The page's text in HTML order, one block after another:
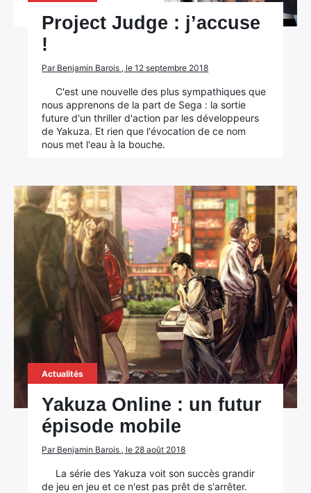
Project Judge : j’accuse
!
Par Benjamin Barois , le 12 septembre 2018
C'est une nouvelle des plus sympathiques que
nous apprenons de la part de Sega : la sortie
future d'un thriller d'action par les développeurs
de Yakuza. Et rien que l'évocation de ce nom
nous met l'eau à la bouche.
Actualités
Yakuza Online : un futur
épisode mobile
Par Benjamin Barois , le 28 août 2018
La série des Yakuza voit son succès grandir
de jeu en jeu et ce n'est pas prêt de s'arrêter.